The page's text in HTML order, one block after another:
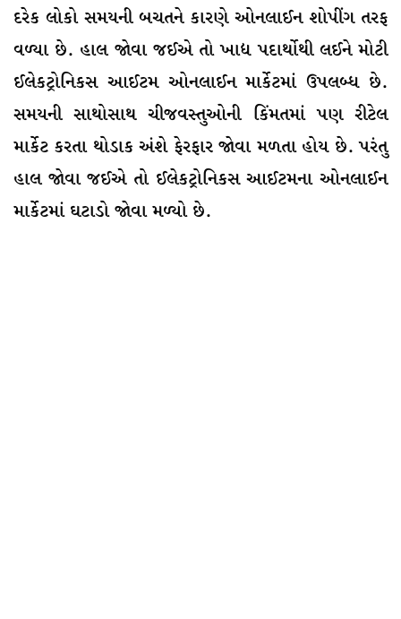
દરેક લોકો સમયની બચતને કારણે ઓનલાઈન શોપીંગ તરફ
વળ્યા છે. હાલ જોવા જઈએ તો ખાદ્ય પદાર્થોથી લઈને મોટી
ઈલેકટ્રોનિકસ આઈટમ ઓનલાઈન માર્કેટમાં ઉપલબ્ધ છે.
સમયની સાથોસાથ ચીજવસ્તુઓની કિંમતમાં પણ રીટેલ
માર્કેટ કરતા થોડાક અંશે ફેરફાર જોવા મળતા હોય છે. પરંતુ
હાલ જોવા જઈએ તો ઈલેકટ્રોનિકસ આઈટમના ઓનલાઈન
માર્કેટમાં ઘટાડો જોવા મળ્યો છે.